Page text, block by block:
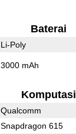
Baterai
Li-Poly
3000 mAh
Komputasi
Qualcomm
Snapdragon 615